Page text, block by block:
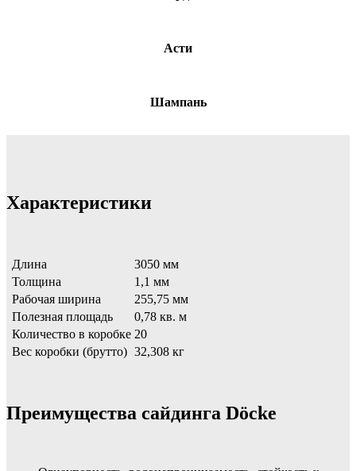
Асти
Шампань
Характеристики
Длина
3050 мм
Толщина
1,1 мм
Рабочая ширина
255,75 мм
Полезная площадь
0,78 кв. м
Количество в коробке 20
Вес коробки (брутто) 32,308 кг
Преимущества сайдинга Döcke